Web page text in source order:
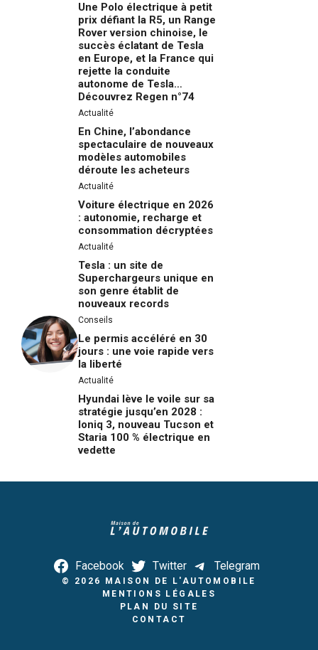
Une Polo électrique à petit
prix défiant la R5, un Range
Rover version chinoise, le
succès éclatant de Tesla
en Europe, et la France qui
rejette la conduite
autonome de Tesla…
Découvrez Regen n°74
Actualité
En Chine, l’abondance
spectaculaire de nouveaux
modèles automobiles
déroute les acheteurs
Actualité
Voiture électrique en 2026
: autonomie, recharge et
consommation décryptées
Actualité
Tesla : un site de
Superchargeurs unique en
son genre établit de
nouveaux records
Conseils
Le permis accéléré en 30
jours : une voie rapide vers
la liberté
Actualité
Hyundai lève le voile sur sa
stratégie jusqu’en 2028 :
Ioniq 3, nouveau Tucson et
Staria 100 % électrique en
vedette
Facebook Twitter Telegram
© 2026
MAISON DE L'AUTOMOBILE
MENTIONS LÉGALES
PLAN DU SITE
CONTACT